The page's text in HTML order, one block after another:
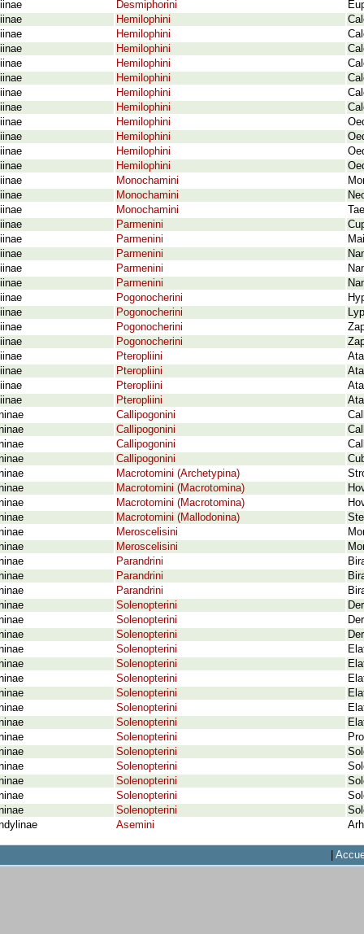
Desmiphorini
Hemilophini
Hemilophini
Hemilophini
Hemilophini
Hemilophini
Hemilophini
Hemilophini
Hemilophini
Hemilophini
Hemilophini
Hemilophini
Monochamini
Monochamini
Monochamini
Parmenini
Parmenini
Parmenini
Parmenini
Parmenini
Pogonocherini
Pogonocherini
Pogonocherini
Pogonocherini
Pteropliini
Pteropliini
Pteropliini
Pteropliini
Callipogonini
Callipogonini
Callipogonini
Callipogonini
Macrotomini (Archetypina)
Macrotomini (Macrotomina)
Macrotomini (Macrotomina)
Macrotomini (Mallodonina)
Meroscelisini
Meroscelisini
Parandrini
Parandrini
Parandrini
Solenopterini
Solenopterini
Solenopterini
Solenopterini
Solenopterini
Solenopterini
Solenopterini
Solenopterini
Solenopterini
Solenopterini
Solenopterini
Solenopterini
Solenopterini
Solenopterini
Solenopterini
Asemini